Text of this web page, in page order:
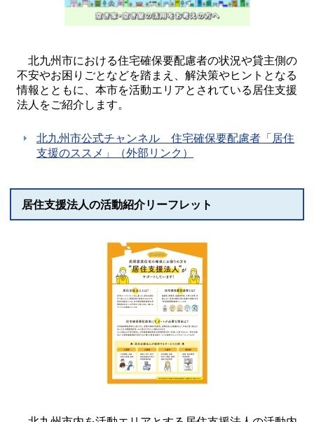
北九州市における住宅確保要配慮者の状況や貸主側の
不安やお困りごとなどを踏まえ、解決策やヒントとなる
情報とともに、本市を活動エリアとされている居住支援
法人をご紹介します。
北九州市公式チャンネル 住宅確保要配慮者「居住
支援のススメ」（外部リンク）
居住支援法人の活動紹介リーフレット